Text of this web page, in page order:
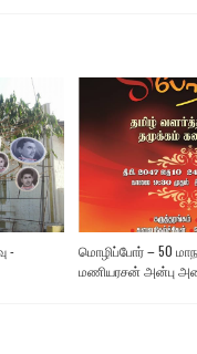
-
மொழிப்போர் – 50
மணியரசன் அன்பு